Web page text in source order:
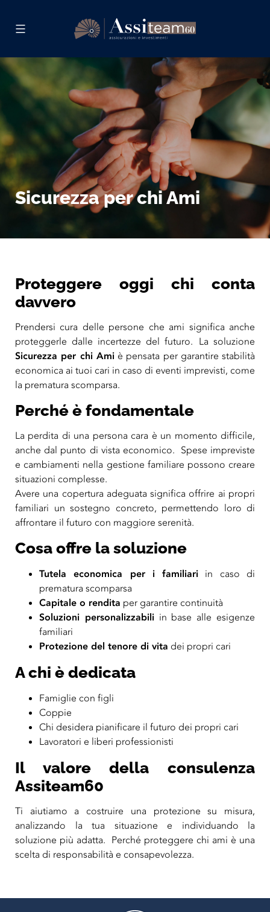
content
60
Sicurezza per chi Ami
Proteggere oggi chi conta
davvero
Prendersi cura delle persone che ami significa anche
proteggerle dalle incertezze del futuro. La soluzione
Sicurezza per chi Amiè pensata per garantire stabilità
economica ai tuoi cari in caso di eventi imprevisti, come
la prematura scomparsa.
Perché è fondamentale
La perdita di una persona cara è un momento difficile,
anche dal punto di vista economico. Spese impreviste
e cambiamenti nella gestione familiare possono creare
situazioni complesse.
Avere una copertura adeguata significa offrire ai propri
familiari un sostegno concreto, permettendo loro di
affrontare il futuro con maggiore serenità.
Cosa offre la soluzione
Tutela economica per i familiari in caso di
prematura scomparsa
Capitale o rendita per garantire continuità
Soluzioni personalizzabiliin base alle esigenze
familiari
Protezione del tenore di vita dei propri cari
A chi è dedicata
Famiglie con figli
Coppie
Chi desidera pianificare il futuro dei propri cari
Lavoratori e liberi professionisti
Il valore della consulenza
Assiteam60
Ti aiutiamo a costruire una protezione su misura,
analizzando la tua situazione e individuando la
soluzione più adatta. Perché proteggere chi ami è una
scelta di responsabilità e consapevolezza.